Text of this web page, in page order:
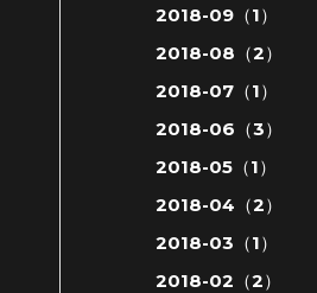
2018-09（1）
2018-08（2）
2018-07（1）
2018-06（3）
2018-05（1）
2018-04（2）
2018-03（1）
2018-02（2）